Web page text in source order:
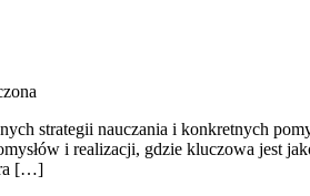
strategii nauczania i konkretnych
i realizacji, gdzie kluczowa jest
[…]